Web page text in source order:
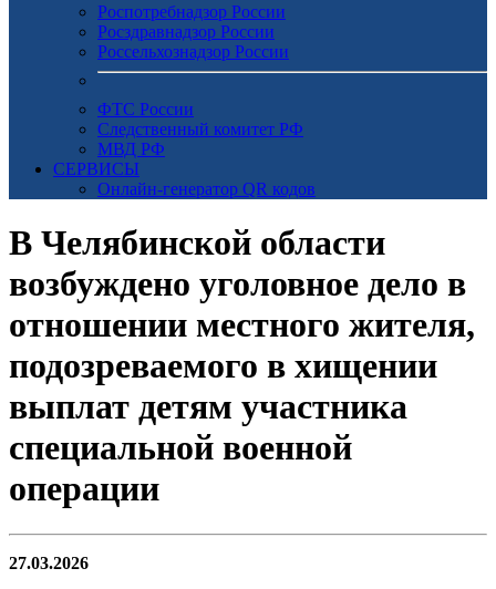
Роспотребнадзор России
Росздравнадзор России
Россельхознадзор России
ФТС России
Следственный комитет РФ
МВД РФ
СЕРВИСЫ
Онлайн-генератор QR кодов
В Челябинской области
возбуждено уголовное дело в
отношении местного жителя,
подозреваемого в хищении
выплат детям участника
специальной военной
операции
27.03.2026